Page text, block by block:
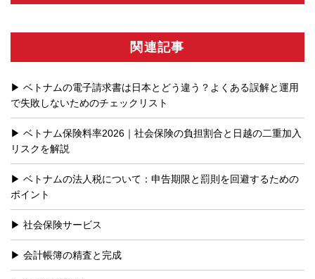
関連記事
ベトナムの電子請求書は日本とどう違う？よくある誤解と運用
で失敗しないためのチェックリスト
ベトナム保険料率2026｜社会保険の負担割合と日越の二重加入
リスクを解説
ベトナムの法人税について：申告期限と罰則を回避するための
ポイント
社会保険サービス
会計帳簿の精査と完成